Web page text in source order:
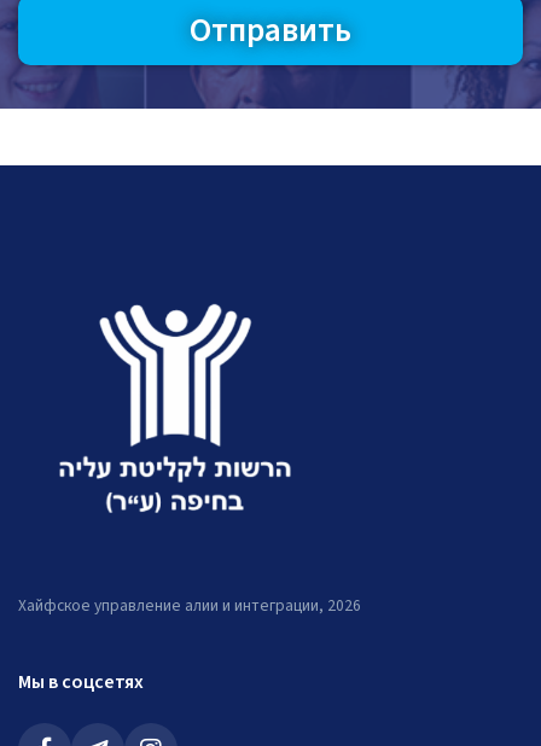
Хайфское управление алии и интеграции, 2026
Мы в соцсетях